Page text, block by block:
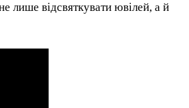
лише відсвяткувати ювілей, а й